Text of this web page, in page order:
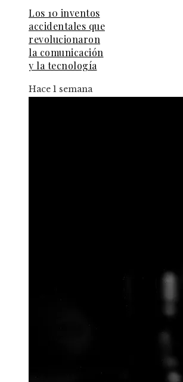
Los 10 inventos
accidentales que
revolucionaron
la comunicación
y la tecnología
Hace 1 semana